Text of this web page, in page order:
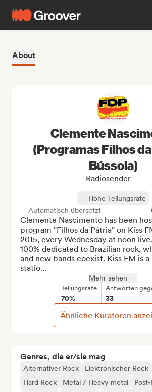
About
Genres, die er/sie mag
Alternativer Rock Elektronischer Rock
Hard Rock
Metal / Heavy metal
Clemente
(Programas Filhos
Bússola)
Radiosender
Hohe Teilungsrate
Automatisch übersetzt
Clemente Nascimento has been
program "Filhos da Pátria" on Kiss
2015, every Wednesday at noon
100% dedicated to Brazilian rock,
and new bands coexist. Kiss FM is
statio...
Mehr sehen
Teilungsrate
70%
Antworten
33
Ähnliche Kuratoren